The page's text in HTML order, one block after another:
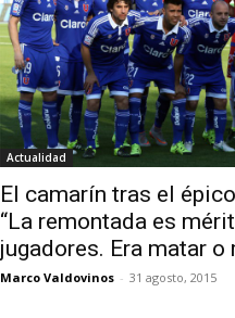
Actualidad
El camarín tras el
“La remontada es
jugadores. Era matar o
Marco Valdovinos - 31 agosto, 2015